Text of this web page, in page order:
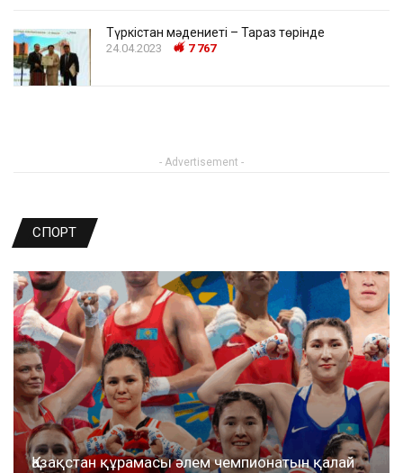
Түркістан мәдениеті – Тараз төрінде
24.04.2023 7 767
- Advertisement -
СПОРТ
Қазақстан құрамасы әлем чемпионатын қалай